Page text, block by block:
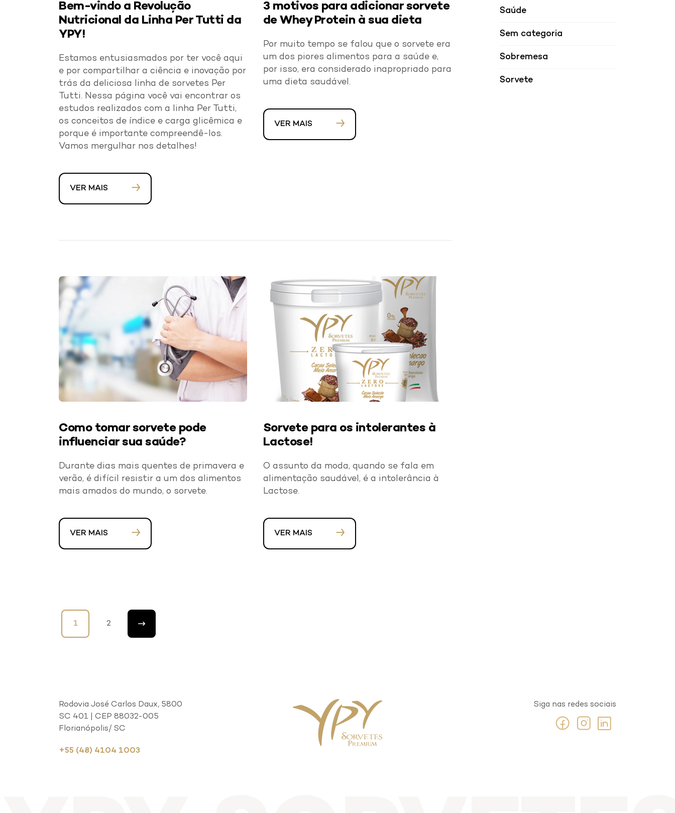
ProVita
Pro
Vita
Teen
Teen
Bem-vindo a Revolução
Nutricional da Linha Per Tutti da
YPY!
Estamos entusiasmados por ter você aqui
e por compartilhar a ciência e inovação por
trás da deliciosa linha de sorvetes Per
Tutti. Nessa página você vai encontrar os
estudos realizados com a linha Per Tutti,
os conceitos de índice e carga glicêmica e
porque é importante compreendê-los.
Vamos mergulhar nos detalhes!
VER MAIS
3 motivos para adicionar sorvete
de Whey Protein à sua dieta
Por muito tempo se falou que o sorvete era
um dos piores alimentos para a saúde e,
por isso, era considerado inapropriado para
uma dieta saudável.
VER MAIS
Como tomar sorvete pode
influenciar sua saúde?
Durante dias mais quentes de primavera e
verão, é difícil resistir a um dos alimentos
mais amados do mundo, o sorvete.
VER MAIS
Sorvete para os intolerantes à
Lactose!
O assunto da moda, quando se fala em
alimentação saudável, é a intolerância à
Lactose.
VER MAIS
1 2
Saúde
Sem categoria
Sobremesa
Sorvete
Rodovia José Carlos Daux, 5800
SC 401 | CEP 88032-005
Florianópolis/ SC
+55 (48) 4104 1003
Siga nas redes sociais